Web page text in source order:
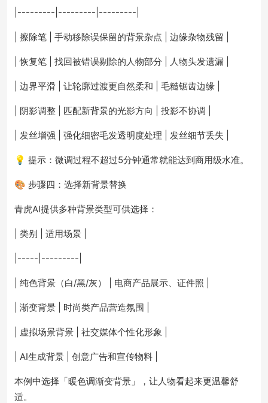
|---------|---------|---------|
| 擦除笔 | 手动移除误保留的背景杂点 | 边缘杂物残留 |
| 恢复笔 | 找回被错误剔除的人物部分 | 人物头发遗漏 |
| 边界平滑 | 让轮廓过渡更自然柔和 | 毛糙锯齿边缘 |
| 阴影调整 | 匹配新背景的光影方向 | 投影不协调 |
| 发丝增强 | 强化细密毛发透明度处理 | 发丝细节丢失 |
💡 提示：微调过程不超过5分钟通常就能达到商用级水准。
🎨 步骤四：选择新背景替换
青虎AI提供多种背景类型可供选择：
| 类别 | 适用场景 |
|-----|---------|
| 纯色背景（白/黑/灰） | 电商产品展示、证件照 |
| 渐变背景 | 时尚类产品营造氛围 |
| 虚拟场景背景 | 社交媒体个性化形象 |
| AI生成背景 | 创意广告和宣传物料 |
本例中选择「暖色调渐变背景」，让人物看起来更温馨舒
适。